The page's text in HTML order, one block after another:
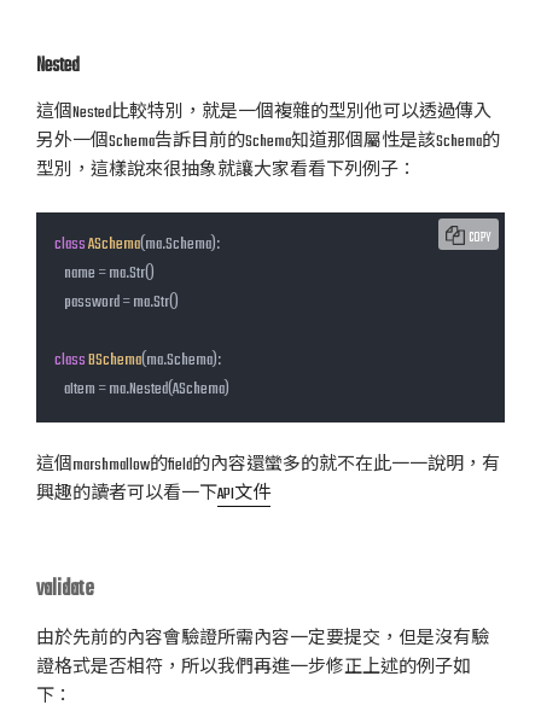
Nested
這個Nested比較特別，就是一個複雜的型別他可以透過傳入
另外一個Schema告訴目前的Schema知道那個屬性是該Schema的
型別，這樣說來很抽象就讓大家看看下列例子：
classASchema(ma.Schema):
    name = ma.Str()
    password = ma.Str()
classBSchema(ma.Schema):
    aItem = ma.Nested(ASchema)
COPY
這個marshmallow的field的內容還蠻多的就不在此一一說明，有
興趣的讀者可以看一下API文件
validate
由於先前的內容會驗證所需內容一定要提交，但是沒有驗
證格式是否相符，所以我們再進一步修正上述的例子如
下：